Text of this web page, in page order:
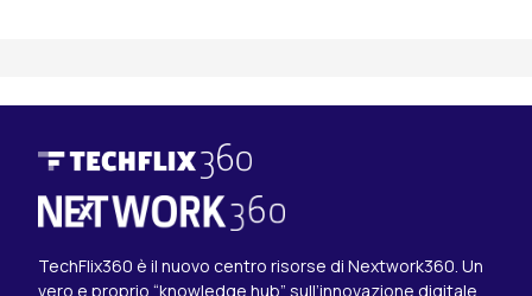
TechFlix360 è il nuovo centro risorse di Nextwork360. Un
vero e proprio “knowledge hub” sull’innovazione digitale